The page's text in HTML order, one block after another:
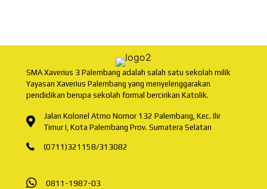
SMA Xaverius 3 Palembang adalah salah satu sekolah milik
Yayasan Xaverius Palembang yang menyelenggarakan
pendidikan berupa sekolah formal bercirikan Katolik.
Jalan Kolonel Atmo Nomor 132 Palembang, Kec. Ilir
Timur I, Kota Palembang Prov. Sumatera Selatan
(0711)321158/313082
0811-1987-03